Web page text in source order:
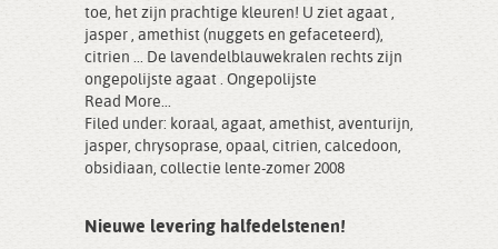
toe, het zijn prachtige kleuren! U ziet agaat ,
jasper , amethist (nuggets en gefaceteerd),
citrien ... De lavendelblauwekralen rechts zijn
ongepolijste agaat . Ongepolijste
Read More...
Filed under: koraal, agaat, amethist, aventurijn,
jasper, chrysoprase, opaal, citrien, calcedoon,
obsidiaan, collectie lente-zomer 2008
Nieuwe levering halfedelstenen!